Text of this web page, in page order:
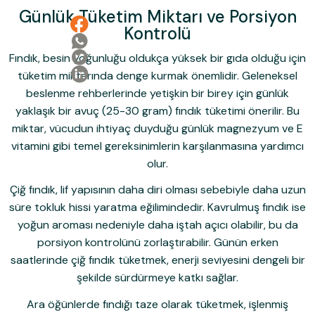
Günlük Tüketim Miktarı ve Porsiyon
Kontrolü
Fındık, besin yoğunluğu oldukça yüksek bir gıda olduğu için
tüketim miktarında denge kurmak önemlidir. Geleneksel
beslenme rehberlerinde yetişkin bir birey için günlük
yaklaşık bir avuç (25-30 gram) fındık tüketimi önerilir. Bu
miktar, vücudun ihtiyaç duyduğu günlük magnezyum ve E
vitamini gibi temel gereksinimlerin karşılanmasına yardımcı
olur.
Çiğ fındık, lif yapısının daha diri olması sebebiyle daha uzun
süre tokluk hissi yaratma eğilimindedir. Kavrulmuş fındık ise
yoğun aroması nedeniyle daha iştah açıcı olabilir, bu da
porsiyon kontrolünü zorlaştırabilir. Günün erken
saatlerinde çiğ fındık tüketmek, enerji seviyesini dengeli bir
şekilde sürdürmeye katkı sağlar.
Ara öğünlerde fındığı taze olarak tüketmek, işlenmiş